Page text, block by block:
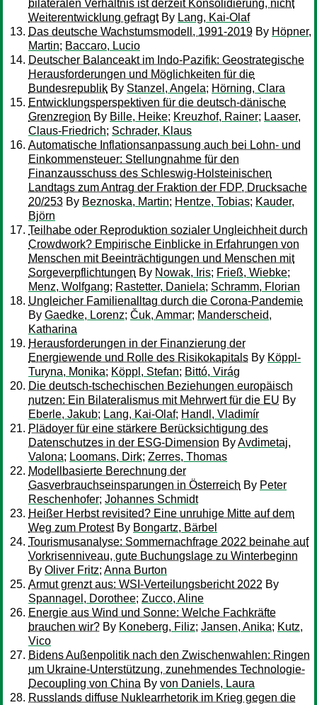
bilateralen Verhältnis ist derzeit Konsolidierung, nicht
Weiterentwicklung gefragtBy Lang, Kai-Olaf
Das deutsche Wachstumsmodell, 1991-2019 By Höpner,
Martin; Baccaro, Lucio
Deutscher Balanceakt im Indo-Pazifik: Geostrategische
Herausforderungen und Möglichkeiten für die
Bundesrepublik By Stanzel, Angela; Hörning, Clara
Entwicklungsperspektiven für die deutsch-dänische
Grenzregion By Bille, Heike; Kreuzhof, Rainer; Laaser,
Claus-Friedrich; Schrader, Klaus
Automatische Inflationsanpassung auch bei Lohn- und
Einkommensteuer: Stellungnahme für den
Finanzausschuss des Schleswig-Holsteinischen
Landtags zum Antrag der Fraktion der FDP, Drucksache
20/253 By Beznoska, Martin; Hentze, Tobias; Kauder,
Björn
Teilhabe oder Reproduktion sozialer Ungleichheit durch
Crowdwork? Empirische Einblicke in Erfahrungen von
Menschen mit Beeinträchtigungen und Menschen mit
Sorgeverpflichtungen By Nowak, Iris; Frieß, Wiebke;
Menz, Wolfgang; Rastetter, Daniela; Schramm, Florian
Ungleicher Familienalltag durch die Corona-Pandemie
By Gaedke, Lorenz; Čuk, Ammar; Manderscheid,
Katharina
Herausforderungen in der Finanzierung der
Energiewende und Rolle des Risikokapitals By Köppl-
Turyna, Monika; Köppl, Stefan; Bittó, Virág
Die deutsch-tschechischen Beziehungen europäisch
nutzen: Ein Bilateralismus mit Mehrwert für die EU By
Eberle, Jakub; Lang, Kai-Olaf; Handl, Vladimír
Plädoyer für eine stärkere Berücksichtigung des
Datenschutzes in der ESG-Dimension ByAvdimetaj,
Valona; Loomans, Dirk; Zerres, Thomas
Modellbasierte Berechnung der
Gasverbrauchseinsparungen in Österreich By Peter
Reschenhofer; Johannes Schmidt
Heißer Herbst revisited? Eine unruhige Mitte auf dem
Weg zum ProtestBy Bongartz, Bärbel
Tourismusanalyse: Sommernachfrage 2022 beinahe auf
Vorkrisenniveau, gute Buchungslage zu Winterbeginn
By Oliver Fritz; Anna Burton
Armut grenzt aus: WSI-Verteilungsbericht 2022 By
Spannagel, Dorothee; Zucco, Aline
Energie aus Wind und Sonne: Welche Fachkräfte
brauchen wir? By Koneberg, Filiz; Jansen, Anika; Kutz,
Vico
Bidens Außenpolitik nach den Zwischenwahlen: Ringen
um Ukraine-Unterstützung, zunehmendes Technologie-
Decoupling von China By von Daniels, Laura
Russlands diffuse Nuklearrhetorik im Krieg gegen die